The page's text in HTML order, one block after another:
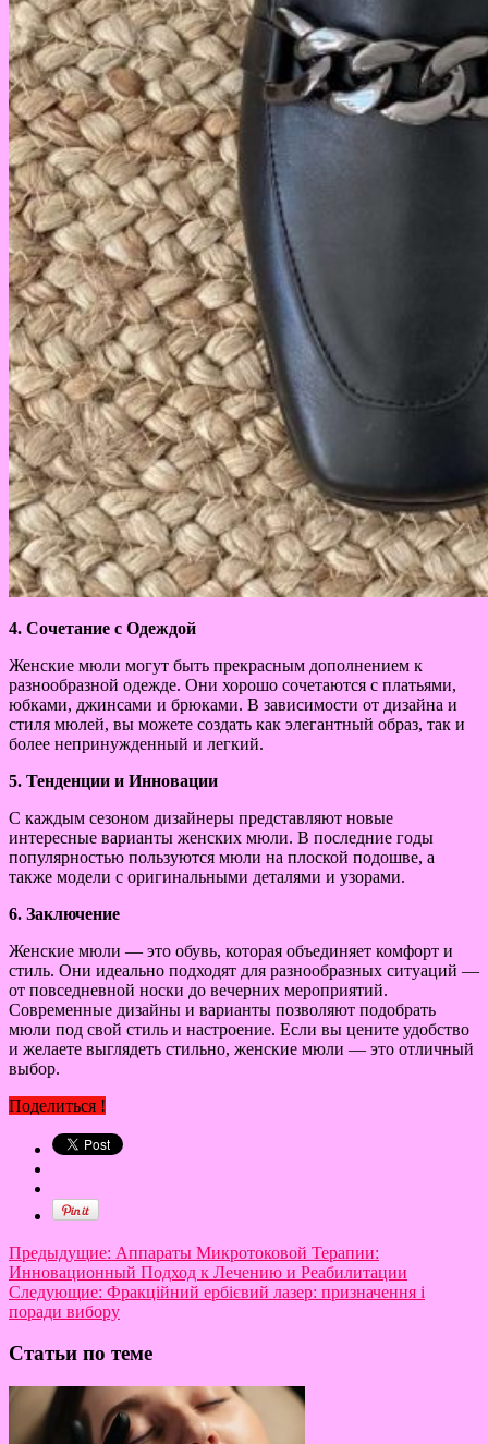
4. Сочетание с Одеждой
Женские мюли могут быть прекрасным дополнением к
разнообразной одежде. Они хорошо сочетаются с платьями,
юбками, джинсами и брюками. В зависимости от дизайна и
стиля мюлей, вы можете создать как элегантный образ, так и
более непринужденный и легкий.
5. Тенденции и Инновации
С каждым сезоном дизайнеры представляют новые
интересные варианты женских мюли. В последние годы
популярностью пользуются мюли на плоской подошве, а
также модели с оригинальными деталями и узорами.
6. Заключение
Женские мюли — это обувь, которая объединяет комфорт и
стиль. Они идеально подходят для разнообразных ситуаций —
от повседневной носки до вечерних мероприятий.
Современные дизайны и варианты позволяют подобрать
мюли под свой стиль и настроение. Если вы цените удобство
и желаете выглядеть стильно, женские мюли — это отличный
выбор.
Поделиться !
Предыдущие: Аппараты Микротоковой Терапии:
Инновационный Подход к Лечению и Реабилитации
Следующие: Фракційний ербієвий лазер: призначення і
поради вибору
Статьи по теме